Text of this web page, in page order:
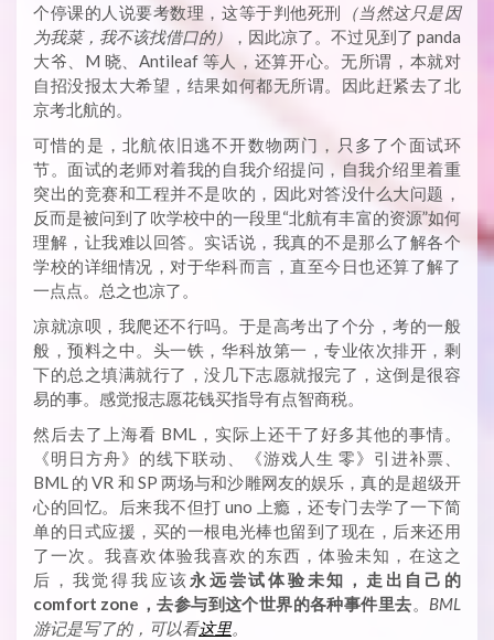
个停课的人说要考数理，这等于判他死刑 （当然这只是因
为我菜，我不该找借口的）
，因此凉了。不过见到了 panda
大爷、M 晓、Antileaf 等人，还算开心。无所谓，本就对
自招没报太大希望，结果如何都无所谓。因此赶紧去了北
京考北航的。
可惜的是，北航依旧逃不开数物两门，只多了个面试环
节。面试的老师对着我的自我介绍提问，自我介绍里着重
突出的竞赛和工程并不是吹的，因此对答没什么大问题，
反而是被问到了吹学校中的一段里“北航有丰富的资源”如何
理解，让我难以回答。实话说，我真的不是那么了解各个
学校的详细情况，对于华科而言，直至今日也还算了解了
一点点。总之也凉了。
凉就凉呗，我爬还不行吗。于是高考出了个分，考的一般
般，预料之中。头一铁，华科放第一，专业依次排开，剩
下的总之填满就行了，没几下志愿就报完了，这倒是很容
易的事。感觉报志愿花钱买指导有点智商税。
然后去了上海看 BML，实际上还干了好多其他的事情。
《明日方舟》的线下联动、《游戏人生 零》引进补票、
BML 的 VR 和 SP 两场与和沙雕网友的娱乐，真的是超级开
心的回忆。后来我不但打 uno 上瘾，还专门去学了一下简
单的日式应援，买的一根电光棒也留到了现在，后来还用
了一次。我喜欢体验我喜欢的东西，体验未知，在这之
后，我觉得我应该 永远尝试体验未知，走出自己的
comfort zone，去参与到这个世界的各种事件里去。 BML
游记是写了的，可以看这里。